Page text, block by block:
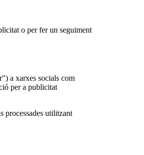
o per fer un seguiment
a xarxes socials com
per a publicitat
processades utilitzant